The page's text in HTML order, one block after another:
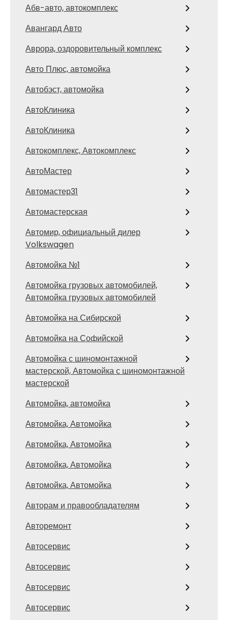
Абв-авто, автокомплекс
Авангард Авто
Аврора, оздоровительный комплекс
Авто Плюс, автомойка
Автобэст, автомойка
АвтоКлиника
АвтоКлиника
Автокомплекс, Автокомплекс
АвтоМастер
Автомастер31
Автомастерская
Автомир, официальный дилер
Volkswagen
Автомойка №1
Автомойка грузовых автомобилей,
Автомойка грузовых автомобилей
Автомойка на Сибирской
Автомойка на Софийской
Автомойка с шиномонтажной
мастерской, Автомойка с шиномонтажной
мастерской
Автомойка, автомойка
Автомойка, Автомойка
Автомойка, Автомойка
Автомойка, Автомойка
Автомойка, Автомойка
Авторам и правообладателям
Авторемонт
Автосервис
Автосервис
Автосервис
Автосервис